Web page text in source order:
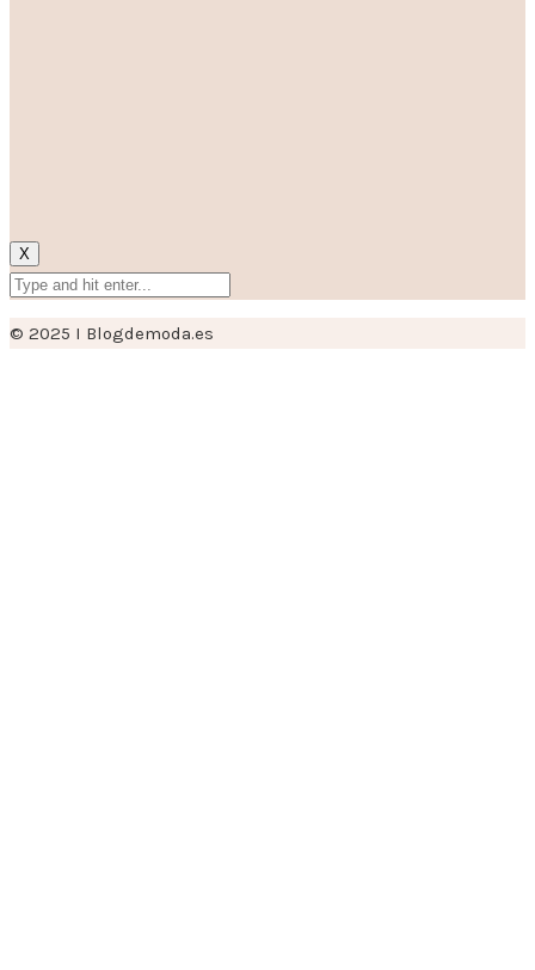
X
© 2025 I Blogdemoda.es